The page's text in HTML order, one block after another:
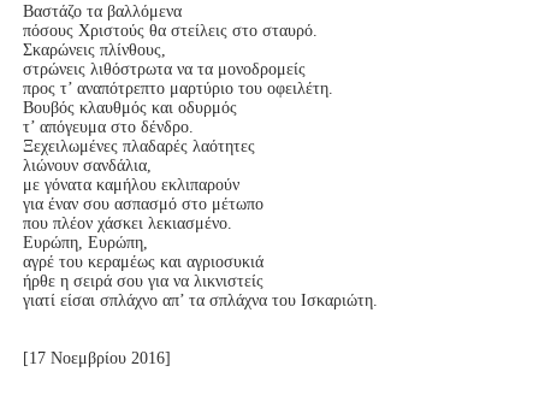
Βαστάζο τα βαλλόμενα
πόσους Χριστούς θα στείλεις στο σταυρό.
Σκαρώνεις πλίνθους,
στρώνεις λιθόστρωτα να τα μονοδρομείς
προς τ’ αναπότρεπτο μαρτύριο του οφειλέτη.
Βουβός κλαυθμός και οδυρμός
τ’ απόγευμα στο δένδρο.
Ξεχειλωμένες πλαδαρές λαότητες
λιώνουν σανδάλια,
με γόνατα καμήλου εκλιπαρούν
για έναν σου ασπασμό στο μέτωπο
που πλέον χάσκει λεκιασμένο.
Ευρώπη, Ευρώπη,
αγρέ του κεραμέως και αγριοσυκιά
ήρθε η σειρά σου για να λικνιστείς
γιατί είσαι σπλάχνο απ’ τα σπλάχνα του Ισκαριώτη.